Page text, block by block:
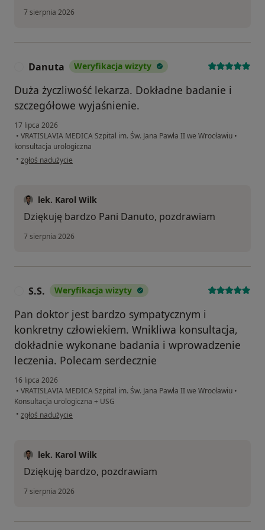
7 sierpnia 2026
Danuta Weryfikacja wizyty
Duża życzliwość lekarza. Dokładne badanie i
szczegółowe wyjaśnienie.
17 lipca 2026
• VRATISLAVIA MEDICA Szpital im. Św. Jana Pawła II we Wrocławiu •
konsultacja urologiczna
• w opinii użytkownika Danuta
zgłoś nadużycie
lek. Karol Wilk
Dziękuję bardzo Pani Danuto, pozdrawiam
7 sierpnia 2026
S.S. Weryfikacja wizyty
Pan doktor jest bardzo sympatycznym i
konkretny człowiekiem. Wnikliwa konsultacja,
dokładnie wykonane badania i wprowadzenie
leczenia. Polecam serdecznie
16 lipca 2026
• VRATISLAVIA MEDICA Szpital im. Św. Jana Pawła II we Wrocławiu •
Konsultacja urologiczna + USG
• w opinii użytkownika S.S.
zgłoś nadużycie
lek. Karol Wilk
Dziękuję bardzo, pozdrawiam
7 sierpnia 2026